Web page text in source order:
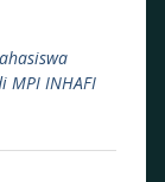
MPI INHAFI